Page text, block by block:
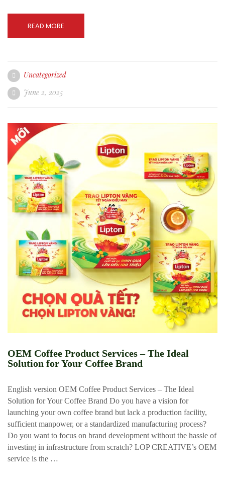
READ MORE
Uncategorized
June 2, 2025
OEM Coffee Product Services – The Ideal
Solution for Your Coffee Brand
English version OEM Coffee Product Services – The Ideal
Solution for Your Coffee Brand Do you have a vision for
launching your own coffee brand but lack a production facility,
sufficient manpower, or a standardized manufacturing process?
Do you want to focus on brand development without the hassle of
investing in infrastructure from scratch? LOP CREATIVE’s OEM
service is the …